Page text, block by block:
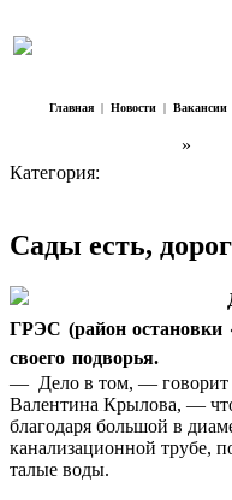
Главная | Новости | Вакансии
»
Категория:
Сады есть,
ГРЭС (район остановки
своего подворья.
— Дело в том, — говорит
Валентина Крылова, —
благодаря большой в
канализационной трубе,
талые воды.